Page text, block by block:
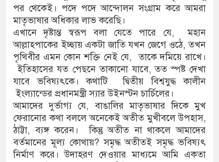
পর থেকেই। পদে পদে আন্দোলন সংগ্রাম করে আমরা
মাতৃভাষার অধিকার লাভ করেছি।
এখানে দৃষ্টান্ত স্বরূপ বলা যেতে পারে যে, মহান
আল্লাহ্পাকের ইচ্ছায় একটা জাতি যখন জেগে ওঠে, তখন
পৃথিবীর এমন কোন শক্তি নেই যে, তাকে দমিয়ে রাখে।
ইতিহাসের যত পেছনে তাকানো যাবে, তত স্পষ্ট দেখা
যাবে ভবিষ্যৎকে। কথাটি দ্বিতীয় বিশ্বযুদ্ধ কালীন
ইংল্যান্ডের প্রধানমন্ত্রী স্যার উইনস্টন চার্চিলের।
আমাদের দুর্ভাগ্য যে, বাঙালির মাতৃভাষার দিকে মুখ
ফেরানোর কথা বললে অনেকেই অতীত মুখীবলে উপহাস,
ঠাট্টা, ব্যঙ্গ করেন। কিন্তু অতীত না থাকলে আমাদের
বর্তমানের মূল্য কোথায়? সমৃদ্ধ অতীতই সমৃদ্ধ ভবিষ্যৎ
নির্মাণ করে। উদাহরণ দেওয়ার মাধ্যমে আমি একতা